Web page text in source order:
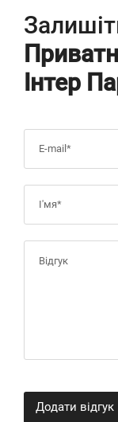
Інтер
Додати відгук